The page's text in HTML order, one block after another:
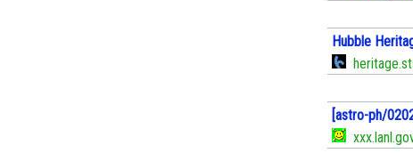
Hubble
[astro-ph/